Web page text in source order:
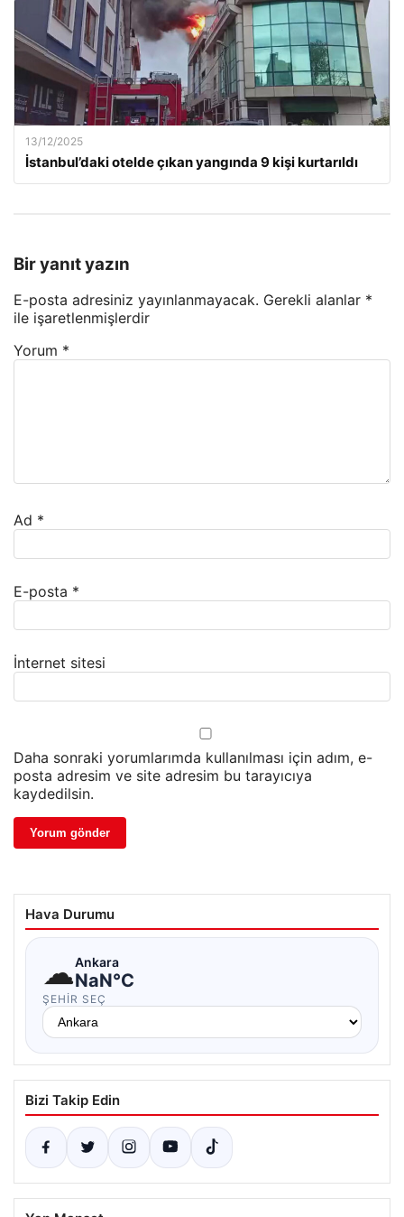
13/12/2025
İstanbul’daki otelde çıkan yangında 9 kişi kurtarıldı
Bir yanıt yazın
E-posta adresiniz yayınlanmayacak. Gerekli alanlar *
ile işaretlenmişlerdir
Yorum *
Ad *
E-posta *
İnternet sitesi
Daha sonraki yorumlarımda kullanılması için adım, e-
posta adresim ve site adresim bu tarayıcıya
kaydedilsin.
Hava Durumu
☁Ankara
NaN°C
ŞEHIR SEÇ
Bizi Takip Edin